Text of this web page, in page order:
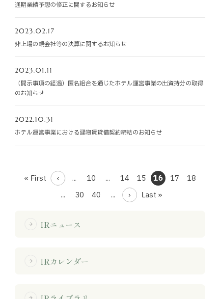
通期業績予想の修正に関するお知らせ
2023.02.17
非上場の親会社等の決算に関するお知らせ
2023.01.11
（開示事項の経過）匿名組合を通じたホテル運営事業の出資持分の取得
のお知らせ
2022.10.31
ホテル運営事業における建物賃貸借契約締結のお知らせ
« First ... 10 ... 14 15 16 17
18
...
30 40 ... Last »
arrow_forward IRニュース
arrow_forward IRカレンダー